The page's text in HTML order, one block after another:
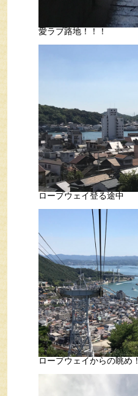
愛ラブ路地！！！
ロープウェイ登る途中
ロープウェイからの眺め！